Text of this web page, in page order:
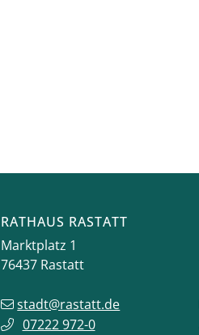
RATHAUS RASTATT
Marktplatz 1
76437 Rastatt
stadt@rastatt.de
07222 972-0